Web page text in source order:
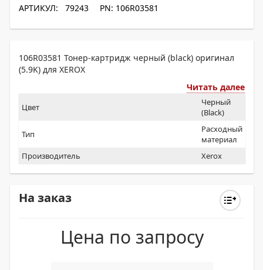
АРТИКУЛ: 79243 PN: 106R03581
106R03581 Тонер-картридж черный (black) оригинал
(5.9K) для XEROX
Читать далее
Цвет
Черный
(Black)
Тип
Расходный
материал
Производитель
Xerox
На заказ
Цена по запросу